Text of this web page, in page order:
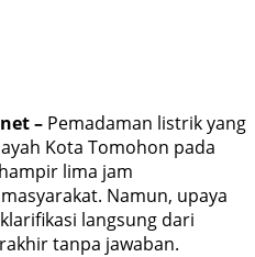
– Pemadaman listrik yang
Kota Tomohon pada
lima jam
Namun, upaya
langsung dari
tanpa jawaban.